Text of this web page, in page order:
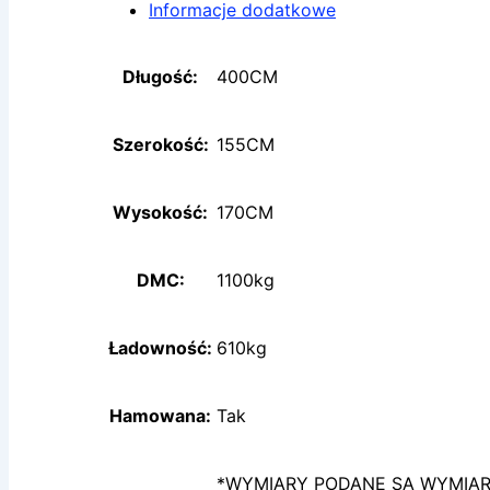
Informacje dodatkowe
Długość: 400CM
Szerokość: 155CM
Wysokość: 170CM
DMC: 1100kg
Ładowność: 610kg​
Hamowana: Tak
*WYMIARY PODANE SĄ